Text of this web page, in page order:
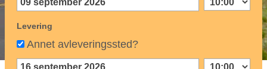
Levering
Annet avleveringssted?